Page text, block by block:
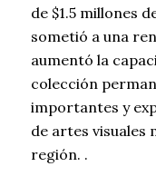
de $1.5 millones
sometió a una
aumentó la
colección
importantes y
de artes visuales
región. .